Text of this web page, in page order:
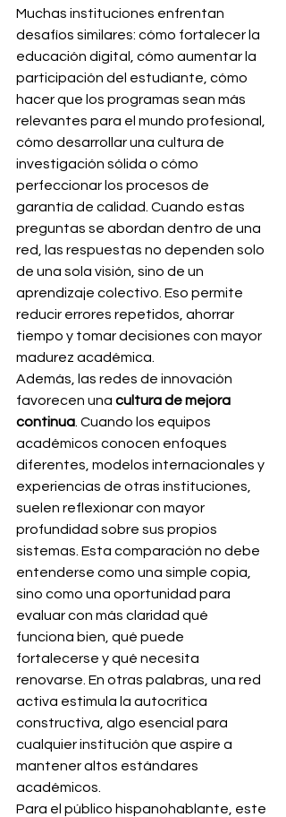
Muchas instituciones enfrentan
desafíos similares: cómo fortalecer la
educación digital, cómo aumentar la
participación del estudiante, cómo
hacer que los programas sean más
relevantes para el mundo profesional,
cómo desarrollar una cultura de
investigación sólida o cómo
perfeccionar los procesos de
garantía de calidad. Cuando estas
preguntas se abordan dentro de una
red, las respuestas no dependen solo
de una sola visión, sino de un
aprendizaje colectivo. Eso permite
reducir errores repetidos, ahorrar
tiempo y tomar decisiones con mayor
madurez académica.
Además, las redes de innovación
favorecen una cultura de mejora
continua . Cuando los equipos
académicos conocen enfoques
diferentes, modelos internacionales y
experiencias de otras instituciones,
suelen reflexionar con mayor
profundidad sobre sus propios
sistemas. Esta comparación no debe
entenderse como una simple copia,
sino como una oportunidad para
evaluar con más claridad qué
funciona bien, qué puede
fortalecerse y qué necesita
renovarse. En otras palabras, una red
activa estimula la autocrítica
constructiva, algo esencial para
cualquier institución que aspire a
mantener altos estándares
académicos.
Para el público hispanohablante, este